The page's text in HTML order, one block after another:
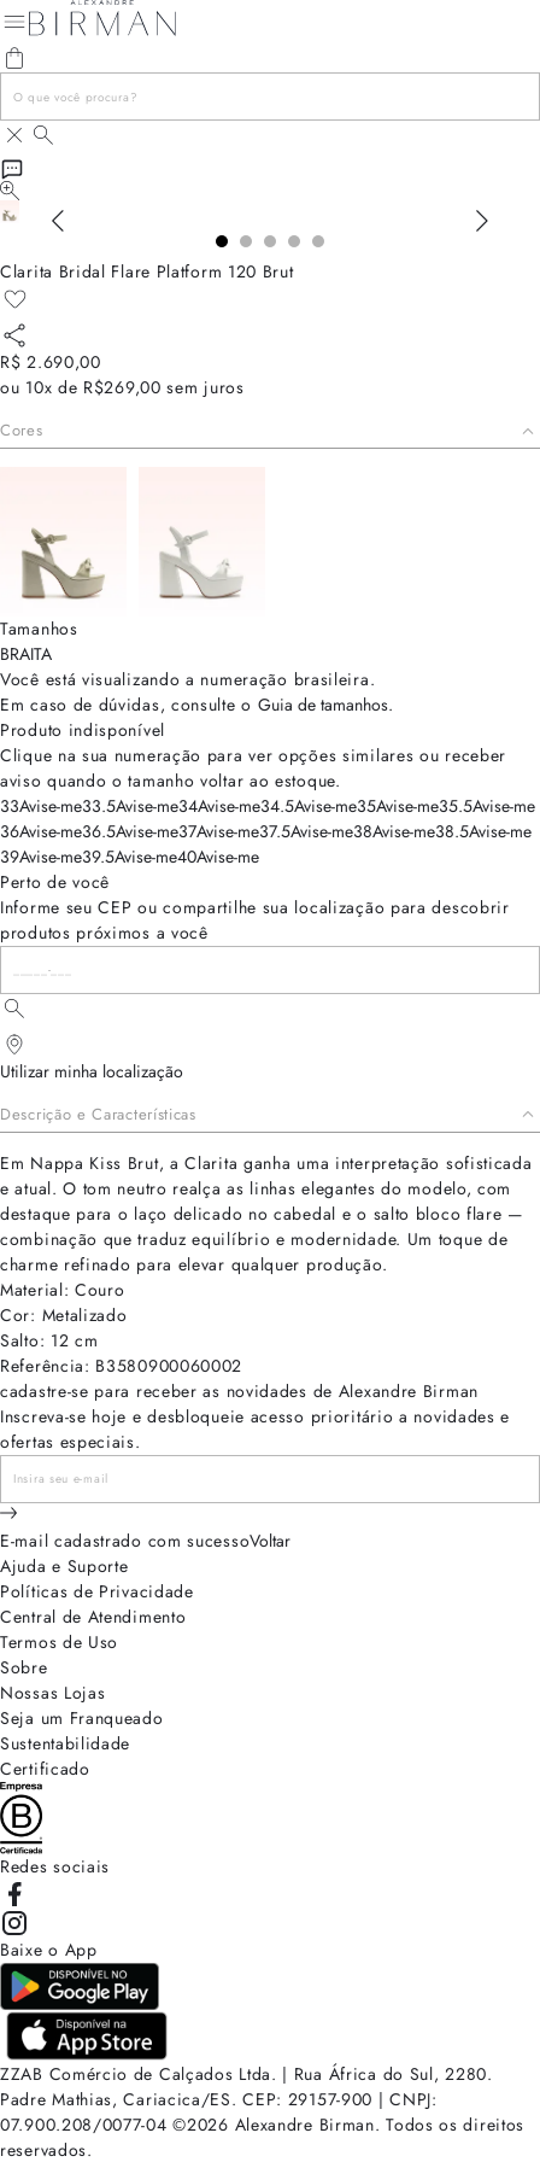
Clarita Bridal Flare Platform 120 Brut
R$ 2.690,00
ou 10x de R$269,00 sem juros
Cores
Tamanhos
BRAITA
Você está visualizando a numeração brasileira.
Em caso de dúvidas, consulte o Guia de tamanhos.
Produto indisponível
Clique na sua numeração para ver opções similares ou receber
aviso quando o tamanho voltar ao estoque.
33Avise-me33.5Avise-me34Avise-me34.5Avise-me35Avise-me35.5Avise-me
36Avise-me36.5Avise-me37Avise-me37.5Avise-me38Avise-me38.5Avise-me
39Avise-me39.5Avise-me40Avise-me
Perto de você
Informe seu CEP ou compartilhe sua localização para descobrir
produtos próximos a você
Utilizar minha localização
Descrição e Características
Em Nappa Kiss Brut, a Clarita ganha uma interpretação sofisticada
e atual. O tom neutro realça as linhas elegantes do modelo, com
destaque para o laço delicado no cabedal e o salto bloco flare —
combinação que traduz equilíbrio e modernidade. Um toque de
charme refinado para elevar qualquer produção.
Material: Couro
Cor: Metalizado
Salto: 12 cm
Referência: B3580900060002
cadastre-se para receber as novidades de Alexandre Birman
Inscreva-se hoje e desbloqueie acesso prioritário a novidades e
ofertas especiais.
E-mail cadastrado com sucessoVoltar
Ajuda e Suporte
Políticas de Privacidade
Central de Atendimento
Termos de Uso
Sobre
Nossas Lojas
Seja um Franqueado
Sustentabilidade
Certificado
Redes sociais
Baixe o App
ZZAB Comércio de Calçados Ltda. | Rua África do Sul, 2280.
Padre Mathias, Cariacica/ES. CEP: 29157-900 | CNPJ:
07.900.208/0077-04 ©2026 Alexandre Birman. Todos os direitos
reservados.